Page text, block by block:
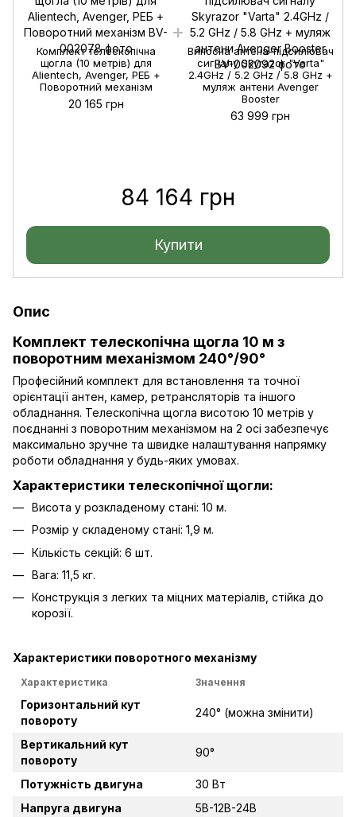
Комплект телескопічна
щогла (10 метрів) для
Alientech, Avenger, РЕБ +
Поворотний механізм
20 165 грн
Виносна антена-підсилювач
сигналу Skyrazor "Varta"
2.4GHz / 5.2 GHz / 5.8 GHz +
муляж антени Avenger
Booster
63 999 грн
84 164 грн
Купити
Опис
Комплект телескопічна щогла 10 м з
поворотним механізмом 240°/90°
Професійний комплект для встановлення та точної
орієнтації антен, камер, ретрансляторів та іншого
обладнання. Телескопічна щогла висотою 10 метрів у
поєднанні з поворотним механізмом на 2 осі забезпечує
максимально зручне та швидке налаштування напрямку
роботи обладнання у будь-яких умовах.
Характеристики телескопічної щогли:
Висота у розкладеному стані: 10 м.
Розмір у складеному стані: 1,9 м.
Кількість секцій: 6 шт.
Вага: 11,5 кг.
Конструкція з легких та міцних матеріалів, стійка до
корозії.
Характеристики поворотного механізму
Характеристика Значення
Горизонтальний кут
повороту
240° (можна змінити)
Вертикальний кут
повороту
90°
Потужність двигуна
30 Вт
Напруга двигуна
5В-12В-24В